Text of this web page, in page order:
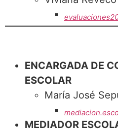
ENCARGADA DE
ESCOLAR
María José
MEDIADOR